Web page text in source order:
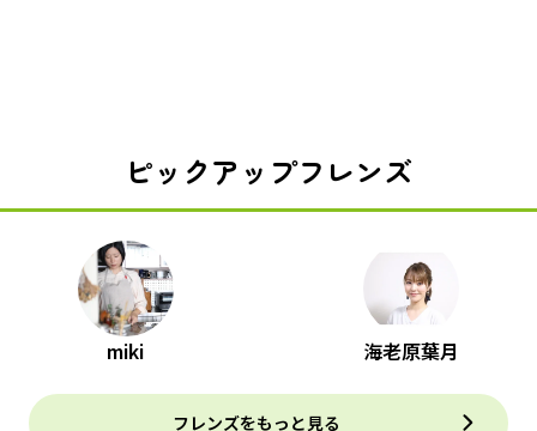
ピックアップフレンズ
miki 海老原葉月
フレンズをもっと見る